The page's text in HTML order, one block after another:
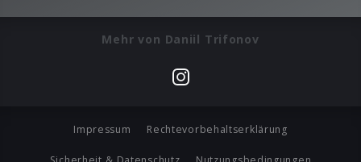
Mehr von Daniil Trifonov
Impressum Rechtevorbehaltserklärung